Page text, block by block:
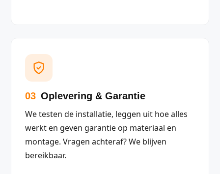
03 Oplevering & Garantie
We testen de installatie, leggen uit hoe alles
werkt en geven garantie op materiaal en
montage. Vragen achteraf? We blijven
bereikbaar.